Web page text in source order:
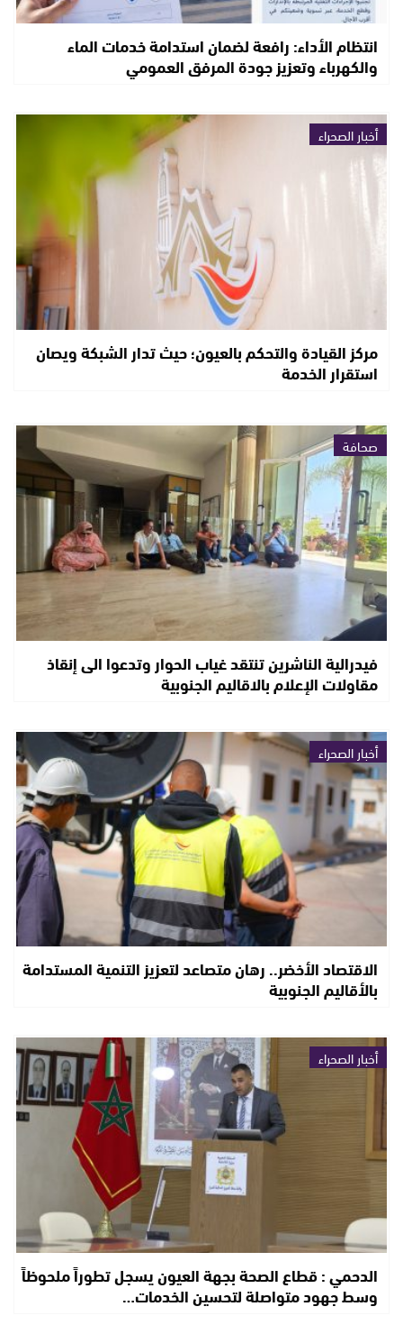
انتظام الأداء: رافعة لضمان استدامة خدمات الماء
والكهرباء وتعزيز جودة المرفق العمومي
أخبار الصحراء
مركز القيادة والتحكم بالعيون؛ حيث تدار الشبكة ويصان
استقرار الخدمة
صحافة
فيدرالية الناشرين تنتقد غياب الحوار وتدعوا الى إنقاذ
مقاولات الإعلام بالاقاليم الجنوبية
أخبار الصحراء
الاقتصاد الأخضر.. رهان متصاعد لتعزيز التنمية المستدامة
بالأقاليم الجنوبية
أخبار الصحراء
الدحمي : قطاع الصحة بجهة العيون يسجل تطوراً ملحوظاً
وسط جهود متواصلة لتحسين الخدمات…